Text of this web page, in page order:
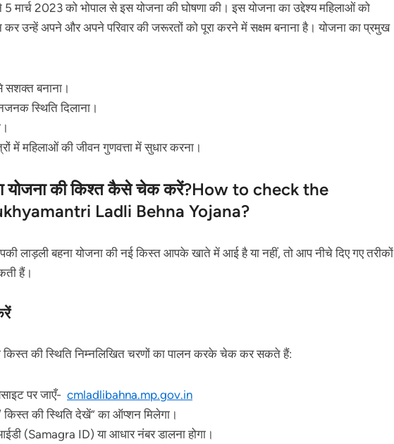
5 मार्च 2023 को भोपाल से इस योजना की घोषणा की। इस योजना का उद्देश्य महिलाओं को
कर उन्हें अपने और अपने परिवार की जरूरतों को पूरा करने में सक्षम बनाना है। योजना का प्रमुख
सशक्त बनाना।
स्थिति दिलाना।
में महिलाओं की जीवन गुणवत्ता में सुधार करना।
योजना की किश्त कैसे चेक करें?How to check the
Ladli Behna Yojana?
लाड़ली बहना योजना की नई किस्त आपके खाते में आई है या नहीं, तो आप नीचे दिए गए तरीकों
हैं।
किस्त की स्थिति निम्नलिखित चरणों का पालन करके चेक कर सकते हैं:
पर जाएँ- cmladlibahna.mp.gov.in
की स्थिति देखें” का ऑप्शन मिलेगा।
(Samagra ID) या आधार नंबर डालना होगा।